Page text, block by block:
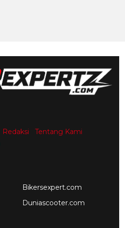
Redaksi
Tentang Kami
Bikersexpert.com
Duniascooter.com